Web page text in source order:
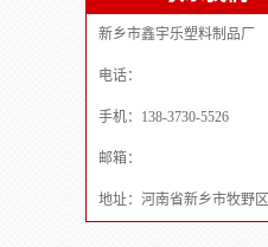
新乡市鑫宇乐塑料制品厂
电话：
手机：138-3730-5526
邮箱：
地址：河南省新乡市牧野区